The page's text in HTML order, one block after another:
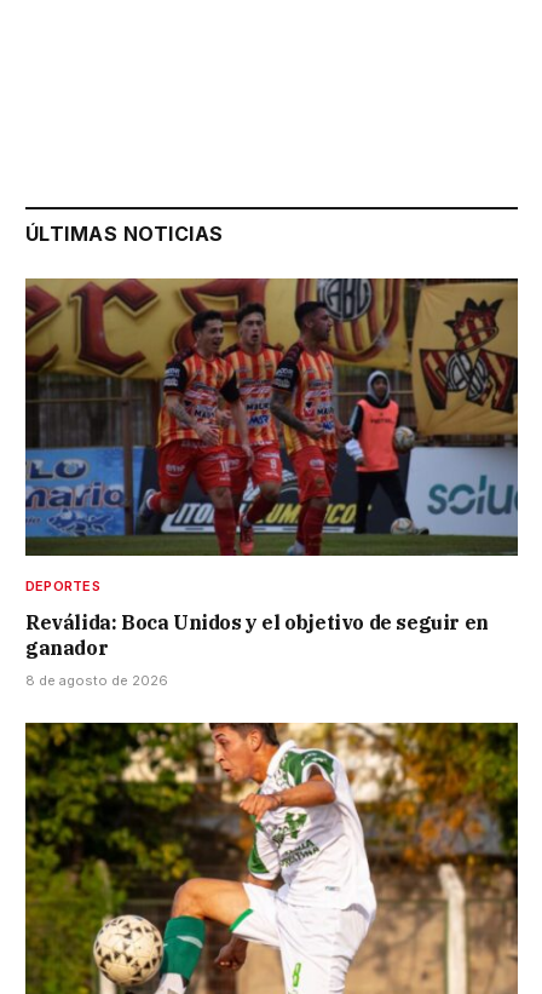
ÚLTIMAS NOTICIAS
DEPORTES
Reválida: Boca Unidos y el objetivo de seguir en
ganador
8 de agosto de 2026